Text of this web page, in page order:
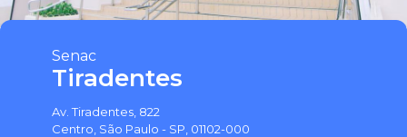
Senac
Tiradentes
Av. Tiradentes, 822
Centro, São Paulo - SP, 01102-000